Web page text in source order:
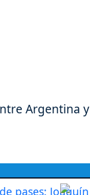
Argentina y